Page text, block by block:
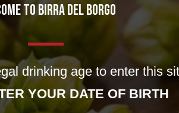
TO BIRRA DEL BORGO
drinking age to enter this
YOUR DATE OF BIRTH